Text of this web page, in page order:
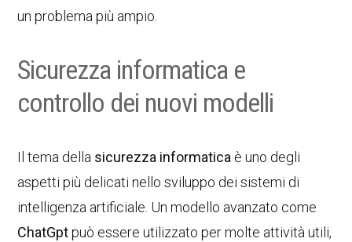
un problema più ampio.
Sicurezza informatica e
controllo dei nuovi modelli
Il tema della sicurezza informatica è uno degli
aspetti più delicati nello sviluppo dei sistemi di
intelligenza artificiale. Un modello avanzato come
ChatGptpuò essere utilizzato per molte attività utili,